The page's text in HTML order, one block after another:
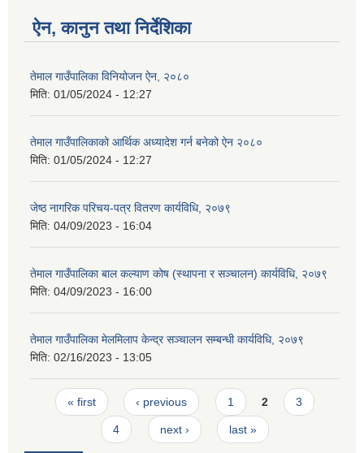
ऐन, कानुन तथा निर्देशिका
तेमाल गाउँपालिका विनियोजन ऐन, २०८०
मिति: 01/05/2024 - 12:27
तेमाल गाउँपालिकाको आर्थिक अध्यादेश गर्न बनेको ऐन २०८०
मिति: 01/05/2024 - 12:27
जेष्ठ नागरिक परिचय-पत्र वितरण कार्यविधि, २०७९
मिति: 04/09/2023 - 16:04
तेमाल गाउँपालिका बाल कल्याण कोष (स्थापना र सञ्चालन) कार्यविधि, २०७९
मिति: 04/09/2023 - 16:00
तेमाल गाउँपालिका मेलमिलाप केन्द्र सञ्चालन सम्बन्धी कार्यविधि, २०७९
मिति: 02/16/2023 - 13:05
Pages
« first ‹ previous 1 2 3
4 next › last »